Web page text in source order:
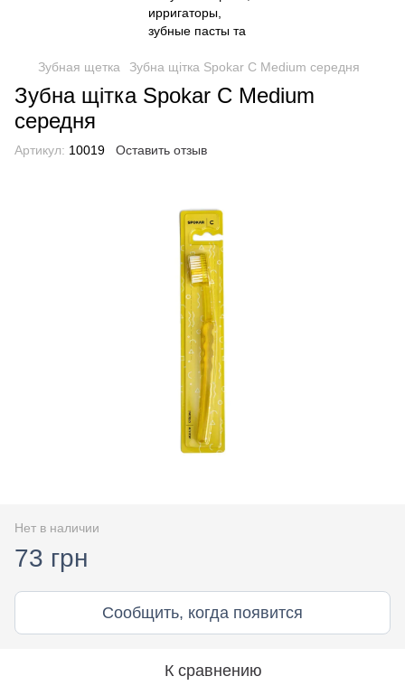
Зубная щетка Зубна щітка Spokar C Medium середня
Зубна щітка Spokar C Medium
середня
Артикул: 10019 Оставить отзыв
Нет в наличии
73 грн
Сообщить, когда появится
К сравнению